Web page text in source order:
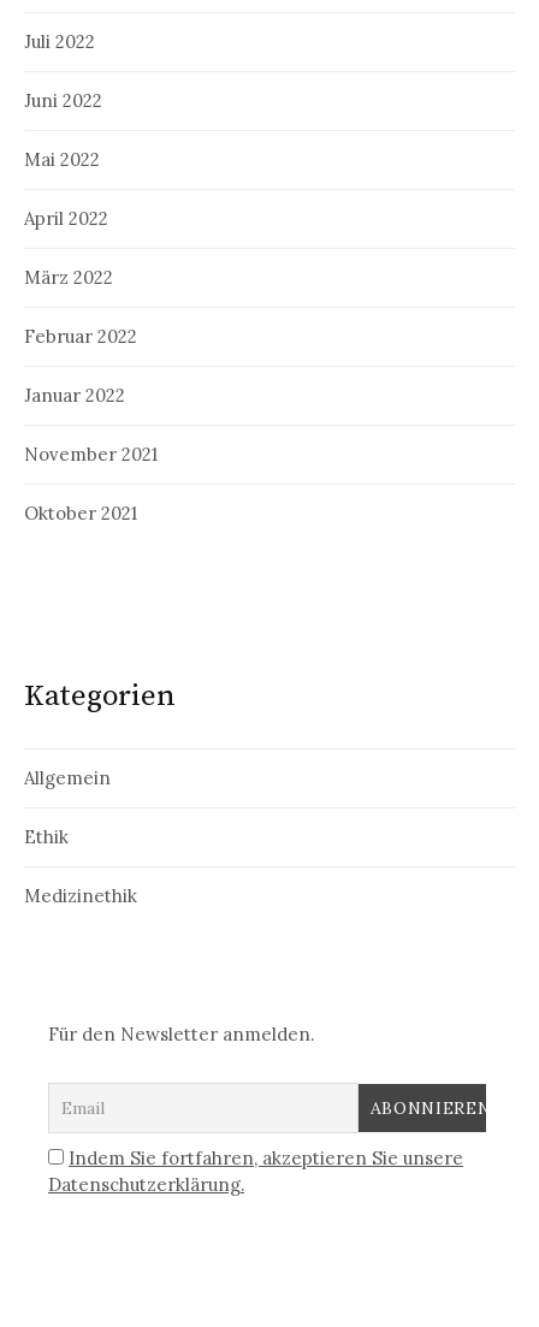
Juli 2022
Juni 2022
Mai 2022
April 2022
März 2022
Februar 2022
Januar 2022
November 2021
Oktober 2021
Kategorien
Allgemein
Ethik
Medizinethik
Für den Newsletter anmelden.
Indem Sie fortfahren, akzeptieren Sie unsere
Datenschutzerklärung.